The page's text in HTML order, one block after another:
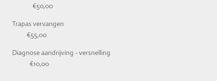
€50,00
Trapas vervangen
€55,00
Diagnose aandrijving - versnelling
€10,00